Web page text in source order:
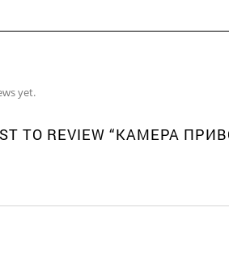
yet.
TO REVIEW “КАМЕРА